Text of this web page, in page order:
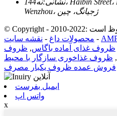
نشانی:
نه144، Haibin Street، Haibin Sub-District، Longwan،
Wenzhou، ژجیانگ، چین
محصولات داغ - نقشه سایت -
ظروف غذای آماده باگاس, ظروف
, ظروف غذاخوری سازگار با محیط
فروش عمده ظروف یکبار مصرف
ایمیل بفرست
واتس اپ
x